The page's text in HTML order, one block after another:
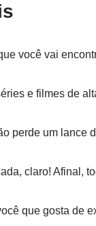
você vai
e filmes de
perde um lance
claro! Afinal,
que gosta de